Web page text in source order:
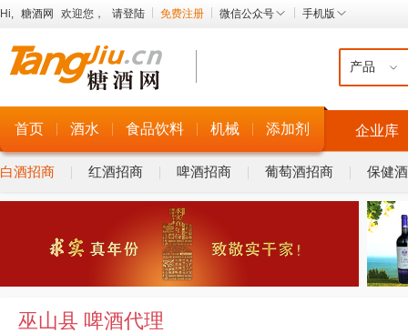
Hi, 糖酒网 欢迎您， 请登陆 免费注册 微信公众号 手机版
首页 酒水 食品饮料 机械 添加剂 企业库
白酒招商 红酒招商 啤酒招商 葡萄酒招商 保健
巫山县 啤酒代理